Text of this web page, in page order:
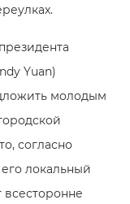
Yuan)
молодым
согласно
локальный
всесторонне